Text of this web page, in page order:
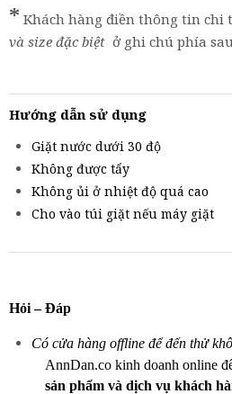
* Khách hàng điền thông tin chi
và size đặc biệt ở ghi chú phía
Hướng dẫn sử dụng
Giặt nước dưới 30 độ
Không được tẩy
Không ủi ở nhiệt độ quá cao
Cho vào túi giặt nếu máy giặt
Hỏi – Đáp
Có cửa hàng offline để đến thử
AnnDan.co kinh doanh online
sản phẩm và dịch vụ khách